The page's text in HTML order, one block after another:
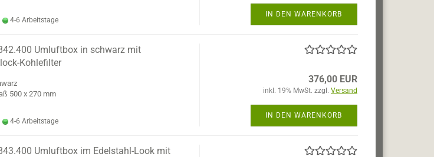
4-6 Arbeitstage
IN DEN WARENKORB
Umluftbox in schwarz mit
Kohlefilter
500 x 270 mm
4-6 Arbeitstage
376,00 EUR
inkl. 19% MwSt. zzgl. Versand
IN DEN WARENKORB
Umluftbox im Edelstahl-Look mit